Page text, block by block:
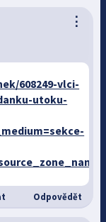
⋮
608249-vlci-
utoku-
Odpovědět